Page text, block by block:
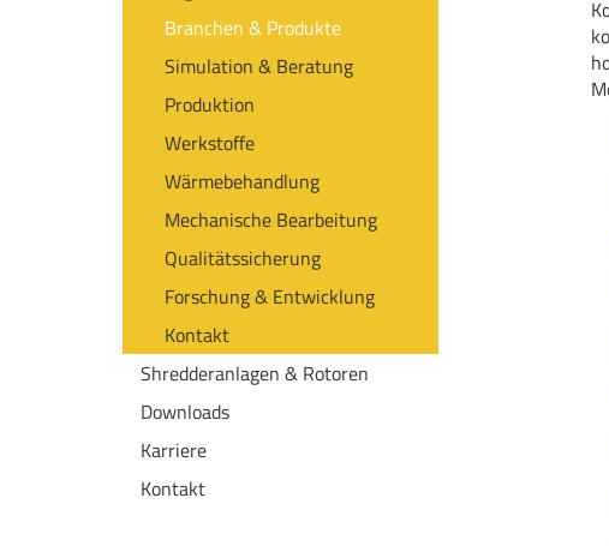
Branchen & Produkte
Simulation & Beratung
Produktion
Werkstoffe
Wärmebehandlung
Mechanische Bearbeitung
Qualitätssicherung
Forschung & Entwicklung
Kontakt
Shredderanlagen & Rotoren
Downloads
Karriere
Kontakt